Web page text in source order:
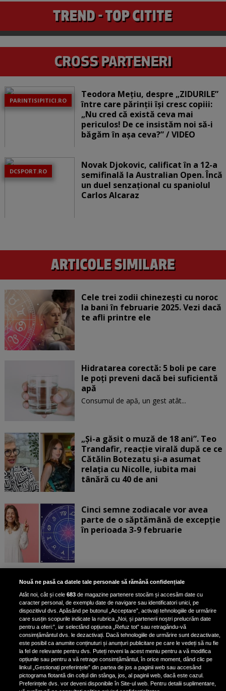
PARINTISIPITICI.RO
Teodora Mețiu, despre „ZIDURILE”
între care părinții își cresc copiii:
„Nu cred că există ceva mai
periculos! De ce insistăm noi să-i
băgăm în așa ceva?” / VIDEO
DCSPORT.RO
Novak Djokovic, calificat în a 12-a
semifinală la Australian Open. Încă
un duel senzațional cu spaniolul
Carlos Alcaraz
Cele trei zodii chinezești cu noroc
la bani în februarie 2025. Vezi dacă
te afli printre ele
Hidratarea corectă: 5 boli pe care
le poți preveni dacă bei suficientă
apă
Consumul de apă, un gest atât...
„Și-a găsit o muză de 18 ani”. Teo
Trandafir, reacție virală după ce ce
Cătălin Botezatu și-a asumat
relația cu Nicolle, iubita mai
tânără cu 40 de ani
Cinci semne zodiacale vor avea
parte de o săptămână de excepție
în perioada 3-9 februarie
Aur albastru: superalimentul
bogat în fier care reduce
colesterolul și combate
îmbătrânirea
Claudia Pătrășcanu, mărturisiri
despre relația cu Liviu Vârciu. De ce
s-au despărțit cei doi: „Eu mi-aș fi
dorit să fi rămas doar prieteni”
Nouă ne pasă ca datele tale personale să rămână confidențiale
Atât noi, cât și cele683 de magazine partenere stocăm și accesăm date cu
caracter personal, de exemplu date de navigare sau identificatori unici, pe
dispozitivul dvs. Apăsând pe butonul „Acceptare”, activați tehnologiile de urmărire
care susțin scopurile indicate la rubrica „Noi, și partenerii noștri prelucrăm date
pentru a oferi:”, iar selectând opțiunea „Refuz tot” sau retragându-vă
consimțământul dvs. le dezactivați. Dacă tehnologiile de urmărire sunt dezactivate,
este posibil ca anumite conținuturi și anunțuri publicitare pe care le vedeți să nu fie
la fel de relevante pentru dvs. Puteți reveni la acest meniu pentru a vă modifica
opțiunile sau pentru a vă retrage consimțământul, în orice moment, dând clic pe
linkul „Gestionați preferințele” din partea de jos a paginii web sau accesând
pictograma flotantă din colțul din stânga, jos, al paginii web, dacă este cazul.
Preferințele dvs. vor deveni disponibile în Site-ul web. Pentru detalii suplimentare,